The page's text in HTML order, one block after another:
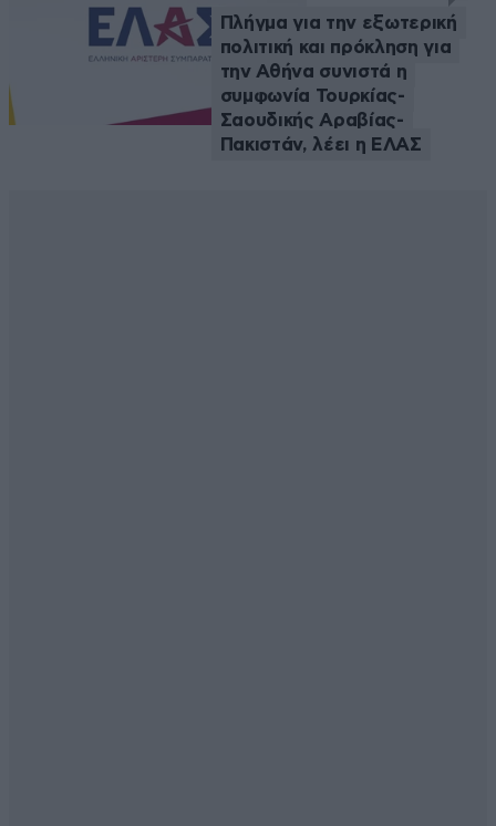
Πλήγμα για την εξωτερική
πολιτική και πρόκληση για
την Αθήνα συνιστά η
συμφωνία Τουρκίας-
Σαουδικής Αραβίας-
Πακιστάν, λέει η ΕΛΑΣ